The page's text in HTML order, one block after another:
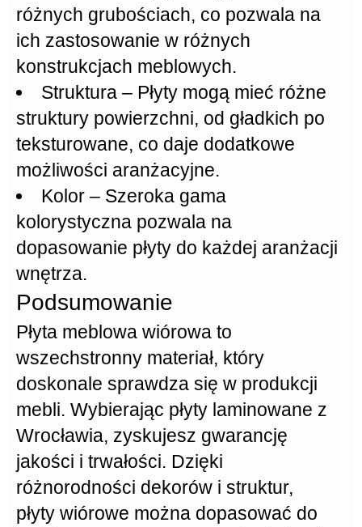
różnych grubościach, co pozwala na
ich zastosowanie w różnych
konstrukcjach meblowych.
Struktura – Płyty mogą mieć różne
struktury powierzchni, od gładkich po
teksturowane, co daje dodatkowe
możliwości aranżacyjne.
Kolor – Szeroka gama
kolorystyczna pozwala na
dopasowanie płyty do każdej aranżacji
wnętrza.
Podsumowanie
Płyta meblowa wiórowa to
wszechstronny materiał, który
doskonale sprawdza się w produkcji
mebli. Wybierając płyty laminowane z
Wrocławia, zyskujesz gwarancję
jakości i trwałości. Dzięki
różnorodności dekorów i struktur,
płyty wiórowe można dopasować do